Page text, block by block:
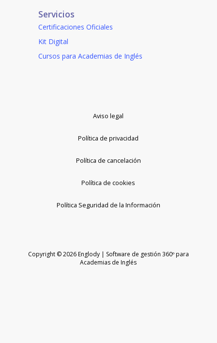
Servicios
Certificaciones Oficiales
Kit Digital
Cursos para Academias de Inglés
Copyright © 2026 Englody | Software de gestión 360º para
Academias de Inglés
Aviso legal
Política de privacidad
Política de cancelación
Política de cookies
Política Seguridad de la Información